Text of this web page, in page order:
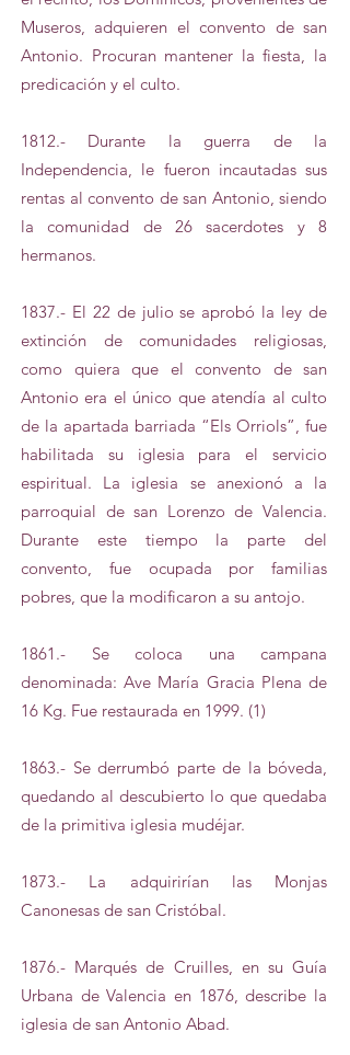
Museros, adquieren el convento de san
Antonio. Procuran mantener la fiesta, la
predicación y el culto.
1812.- Durante la guerra de la
Independencia, le fueron incautadas sus
rentas al convento de san Antonio, siendo
la comunidad de 26 sacerdotes y 8
hermanos.
1837.- El 22 de julio se aprobó la ley de
extinción de comunidades religiosas,
como quiera que el convento de san
Antonio era el único que atendía al culto
de la apartada barriada “Els Orriols”, fue
habilitada su iglesia para el servicio
espiritual. La iglesia se anexionó a la
parroquial de san Lorenzo de Valencia.
Durante este tiempo la parte del
convento, fue ocupada por familias
pobres, que la modificaron a su antojo.
1861.- Se coloca una campana
denominada: Ave María Gracia Plena de
16 Kg. Fue restaurada en 1999. (1)
1863.- Se derrumbó parte de la bóveda,
quedando al descubierto lo que quedaba
de la primitiva iglesia mudéjar.
1873.- La adquirirían las Monjas
Canonesas de san Cristóbal.
1876.- Marqués de Cruilles, en su Guía
Urbana de Valencia en 1876, describe la
iglesia de san Antonio Abad.